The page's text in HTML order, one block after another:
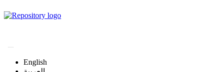
English